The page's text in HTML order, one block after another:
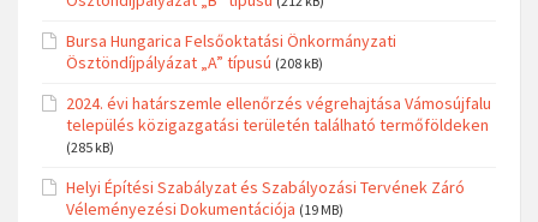
Bursa Hungarica Felsőoktatási Önkormányzati
Ösztöndíjpályázat „A” típusú (208 kB)
2024. évi határszemle ellenőrzés végrehajtása Vámosújfalu
település közigazgatási területén található termőföldeken
(285 kB)
Helyi Építési Szabályzat és Szabályozási Tervének Záró
Véleményezési Dokumentációja (19 MB)